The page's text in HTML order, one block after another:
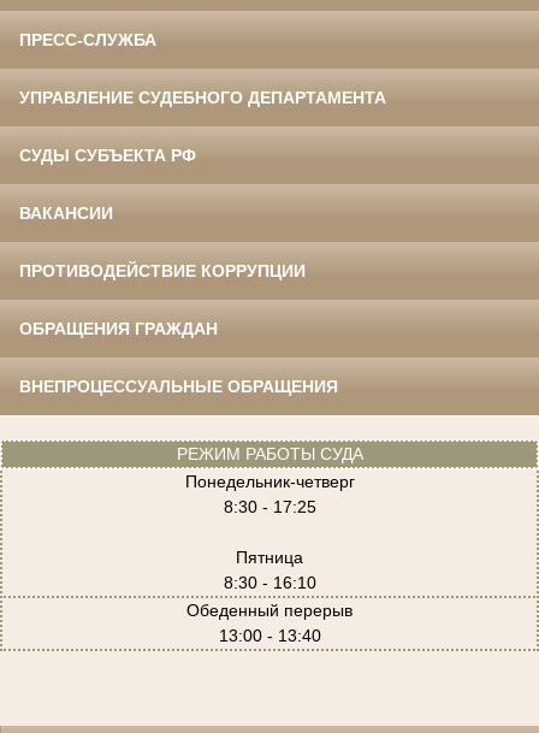
ПРЕСС-СЛУЖБА
УПРАВЛЕНИЕ СУДЕБНОГО ДЕПАРТАМЕНТА
СУДЫ СУБЪЕКТА РФ
ВАКАНСИИ
ПРОТИВОДЕЙСТВИЕ КОРРУПЦИИ
ОБРАЩЕНИЯ ГРАЖДАН
ВНЕПРОЦЕССУАЛЬНЫЕ ОБРАЩЕНИЯ
РЕЖИМ РАБОТЫ СУДА
Понедельник-четверг
8:30 - 17:25
Пятница
8:30 - 16:10
Обеденный перерыв
13:00 - 13:40